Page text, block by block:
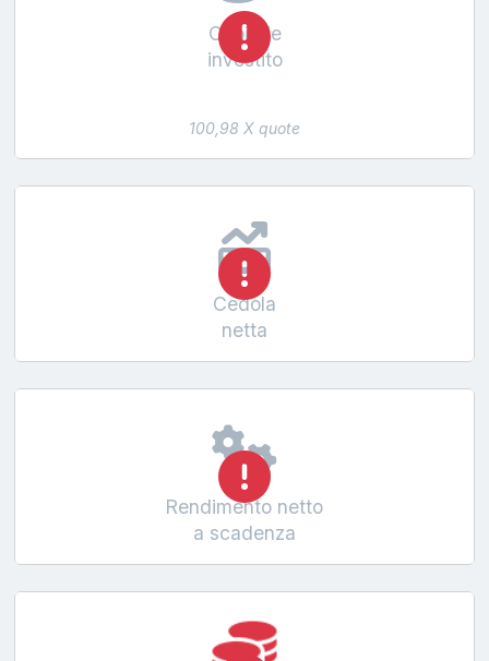
Capitale
investito
100,98 X quote
Cedola
netta
Rendimento netto
a scadenza